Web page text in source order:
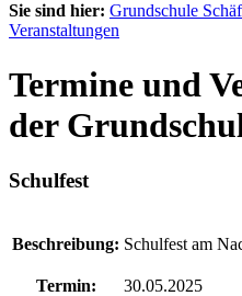
Sie sind hier: Grundschule
Veranstaltungen
Termine und
der
Schulfest
Beschreibung: Schulfest am
Termin:
30.05.2025